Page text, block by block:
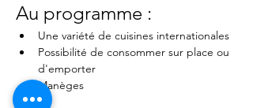
Au programme :
Une variété de cuisines internationales
Possibilité de consommer sur place ou
d'emporter
Manèges